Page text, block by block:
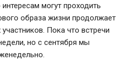
могут проходить
образа жизни продолжает
Пока что встречи
но с сентября мы